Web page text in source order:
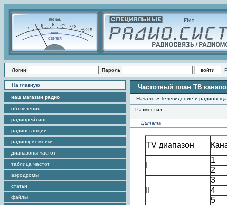
Логин Пароль
На главную
наш магазин радио
объявления
радиорейтинг
радиостанции
радиоприемники
диапазоны частот
таблица частот
аэродромы
статьи
файлы
Частотный план ТВ
Начало » Телевидение и
Разместил:
Цитата
TV диапазон
1
2
3
4
5